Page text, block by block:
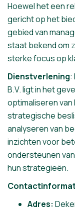
Hoewel het een
gericht op het
gebied van
staat bekend om
sterke focus op
Dienstverlening:
B.V. ligt in het
optimaliseren
strategische
analyseren van
inzichten voor
ondersteunen
hun strategieën.
Adres: